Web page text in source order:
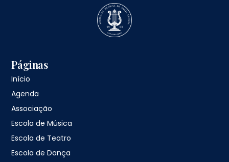
Páginas
Início
Agenda
Associação
Escola de Música
Escola de Teatro
Escola de Dança